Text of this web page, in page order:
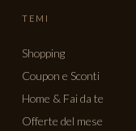
TEMI
Shopping
Coupon e Sconti
Home & Fai da te
Offerte del mese